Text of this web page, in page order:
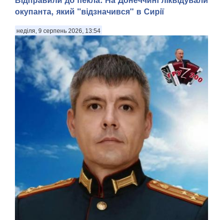
окупанта, який "відзначився" в Сирії
неділя, 9 серпень 2026, 13:54